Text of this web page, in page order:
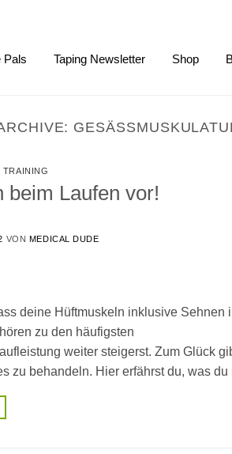
Pals Taping Newsletter Shop
GESÄSSMUSKULATUR
TRAINING
beim Laufen vor!
VON MEDICAL DUDE
deine Hüftmuskeln inklusive Sehnen
zu den häufigsten
weiter steigerst. Zum Glück
zu behandeln. Hier erfährst du, was